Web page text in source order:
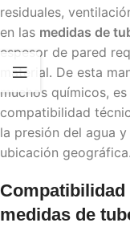
residuales,
en las medidas de
espesor de pared
material. De esta
muchos químicos,
compatibilidad
la presión del agua
ubicación geográfica.
medidas de